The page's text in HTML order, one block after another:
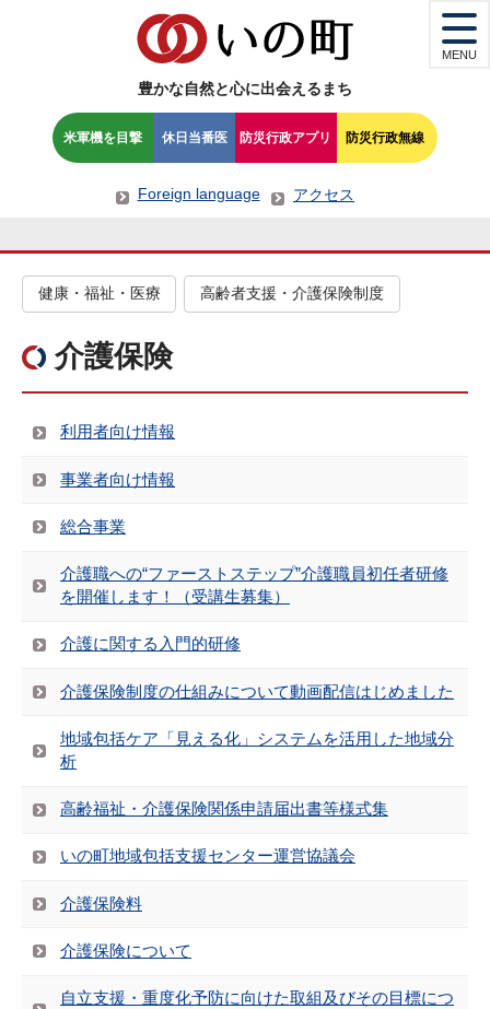
豊かな自然と心に出会えるまち
米軍機を目撃 休日当番医 防災行政アプリ 防災行政無線
Foreign language アクセス
MENU
健康・福祉・医療 高齢者支援・介護保険制度
介護保険
利用者向け情報
事業者向け情報
総合事業
介護職への“ファーストステップ”介護職員初任者研修
を開催します！（受講生募集）
介護に関する入門的研修
介護保険制度の仕組みについて動画配信はじめました
地域包括ケア「見える化」システムを活用した地域分
析
高齢福祉・介護保険関係申請届出書等様式集
いの町地域包括支援センター運営協議会
介護保険料
介護保険について
自立支援・重度化予防に向けた取組及びその目標につ